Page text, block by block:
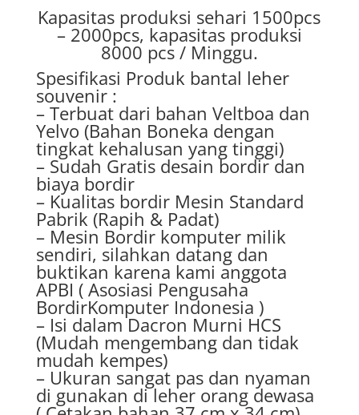
Kapasitas produksi sehari 1500pcs
– 2000pcs, kapasitas produksi
8000 pcs / Minggu.
Spesifikasi Produk bantal leher
souvenir :
– Terbuat dari bahan Veltboa dan
Yelvo (Bahan Boneka dengan
tingkat kehalusan yang tinggi)
– Sudah Gratis desain bordir dan
biaya bordir
– Kualitas bordir Mesin Standard
Pabrik (Rapih & Padat)
– Mesin Bordir komputer milik
sendiri, silahkan datang dan
buktikan karena kami anggota
APBI ( Asosiasi Pengusaha
BordirKomputer Indonesia )
– Isi dalam Dacron Murni HCS
(Mudah mengembang dan tidak
mudah kempes)
– Ukuran sangat pas dan nyaman
di gunakan di leher orang dewasa